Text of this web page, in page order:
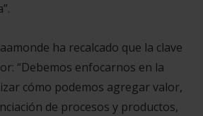
”.
ha recalcado que la clave
“Debemos enfocarnos en la
cómo podemos agregar valor,
de procesos y productos,